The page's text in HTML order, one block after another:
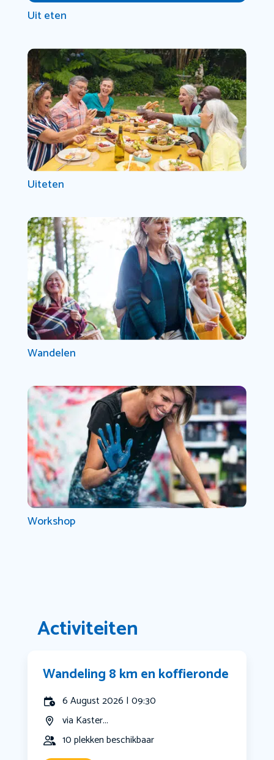
Uit eten
Uiteten
Wandelen
Workshop
Activiteiten
Wandeling 8 km en koffieronde
6 August 2026 | 09:30
via Kaster...
10 plekken beschikbaar